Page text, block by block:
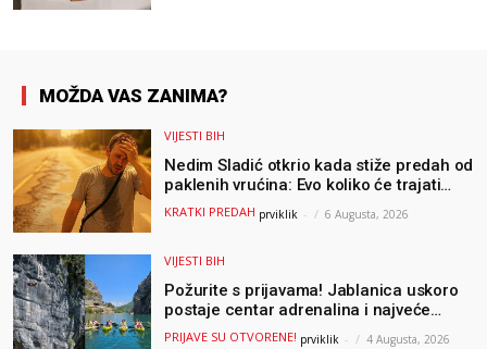
MOŽDA VAS ZANIMA?
VIJESTI BIH
Nedim Sladić otkrio kada stiže predah od
paklenih vrućina: Evo koliko će trajati
osvježenje u BiH
KRATKI PREDAH prviklik - 6 Augusta, 2026
VIJESTI BIH
Požurite s prijavama! Jablanica uskoro
postaje centar adrenalina i najveće
outdoor avanture ovog ljeta
PRIJAVE SU OTVORENE! prviklik - 4 Augusta, 2026